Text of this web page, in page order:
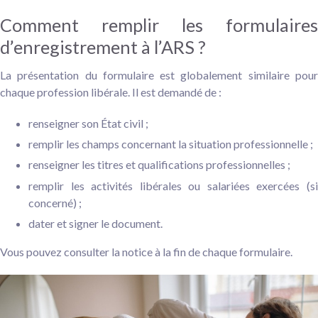
Comment remplir les formulaires
d’enregistrement à l’ARS ?
La présentation du formulaire est globalement similaire pour
chaque profession libérale. Il est demandé de :
renseigner son État civil ;
remplir les champs concernant la situation professionnelle ;
renseigner les titres et qualifications professionnelles ;
remplir les activités libérales ou salariées exercées (si
concerné) ;
dater et signer le document.
Vous pouvez consulter la notice à la fin de chaque formulaire.